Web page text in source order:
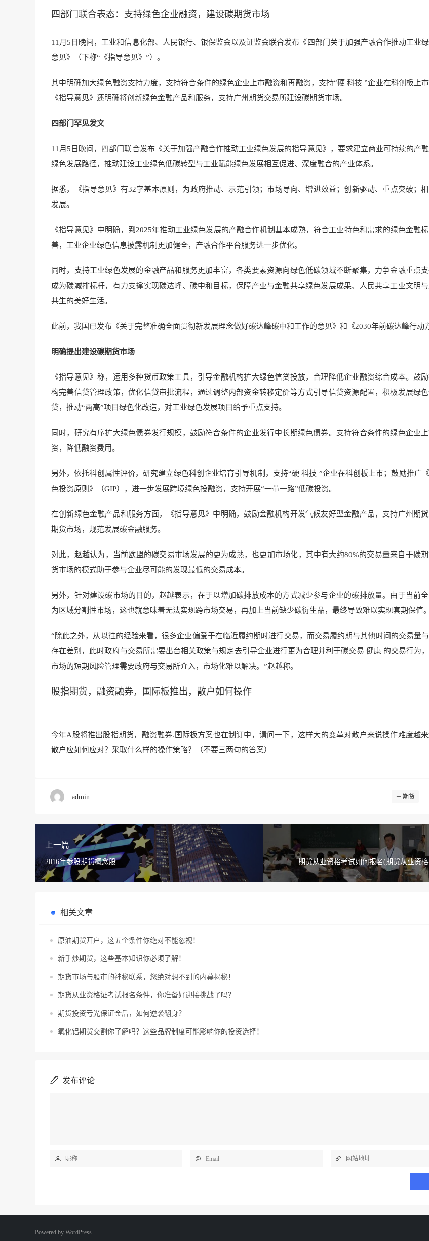
四部门联合表态：支持绿色企业融资，建设碳期货市场
11月5日晚间，工业和信息化部、人民银行、银保监会以及证监会联合发布《四部门关于加强产融合作推动工业
意见》（下称“《指导意见》”）。
其中明确加大绿色融资支持力度，支持符合条件的绿色企业上市融资和再融资，支持“硬 科技 ”企业在科创板上市
《指导意见》还明确将创新绿色金融产品和服务，支持广州期货交易所建设碳期货市场。
四部门罕见发文
11月5日晚间，四部门联合发布《关于加强产融合作推动工业绿色发展的指导意见》，要求建立商业可持续的产
绿色发展路径，推动建设工业绿色低碳转型与工业赋能绿色发展相互促进、深度融合的产业体系。
据悉，《指导意见》有32字基本原则，为政府推动、示范引领；市场导向、增进效益；创新驱动、重点突破；
发展。
《指导意见》中明确，到2025年推动工业绿色发展的产融合作机制基本成熟，符合工业特色和需求的绿色金融
善，工业企业绿色信息披露机制更加健全，产融合作平台服务进一步优化。
同时，支持工业绿色发展的金融产品和服务更加丰富，各类要素资源向绿色低碳领域不断聚集，力争金融重点
成为碳减排标杆，有力支撑实现碳达峰、碳中和目标，保障产业与金融共享绿色发展成果、人民共享工业文明
共生的美好生活。
此前，我国已发布《关于完整准确全面贯彻新发展理念做好碳达峰碳中和工作的意见》和《2030年前碳达峰行动
明确提出建设碳期货市场
《指导意见》称，运用多种货币政策工具，引导金融机构扩大绿色信贷投放，合理降低企业融资综合成本。鼓
构完善信贷管理政策，优化信贷审批流程，通过调整内部资金转移定价等方式引导信贷资源配置，积极发展绿
贷，推动“两高”项目绿色化改造，对工业绿色发展项目给予重点支持。
同时，研究有序扩大绿色债券发行规模，鼓励符合条件的企业发行中长期绿色债券。支持符合条件的绿色企业
资，降低融资费用。
另外，依托科创属性评价，研究建立绿色科创企业培育引导机制，支持“硬 科技 ”企业在科创板上市；鼓励推广
色投资原则》（GIP），进一步发展跨境绿色投融资，支持开展“一带一路”低碳投资。
在创新绿色金融产品和服务方面，《指导意见》中明确，鼓励金融机构开发气候友好型金融产品，支持广州期
期货市场，规范发展碳金融服务。
对此，赵越认为，当前欧盟的碳交易市场发展的更为成熟，也更加市场化，其中有大约80%的交易量来自于碳
货市场的模式助于参与企业尽可能的发现最低的交易成本。
另外，针对建设碳市场的目的，赵越表示，在于以增加碳排放成本的方式减少参与企业的碳排放量。由于当前
为区域分割性市场，这也就意味着无法实现跨市场交易，再加上当前缺少碳衍生品，最终导致难以实现套期保值。
“除此之外，从以往的经验来看，很多企业偏爱于在临近履约期时进行交易，而交易履约期与其他时间的交易量
存在差别，此时政府与交易所需要出台相关政策与规定去引导企业进行更为合理并利于碳交易 健康 的交易行为
市场的短期风险管理需要政府与交易所介入，市场化难以解决。”赵越称。
股指期货，融资融券，国际板推出，散户如何操作
今年A股将推出股指期货，融资融券.国际板方案也在制订中，请问一下，这样大的变革对散户来说操作难度越
散户应如何应对？采取什么样的操作策略？（不要三两句的答案）
admin 期货
上一篇
2016年参股期货概念股 期货从业资格考试如何报名(期货从业资
相关文章
原油期货开户，这五个条件你绝对不能忽视！
新手炒期货，这些基本知识你必须了解！
期货市场与股市的神秘联系，您绝对想不到的内幕揭秘！
期货从业资格证考试报名条件，你准备好迎接挑战了吗？
期货投资亏光保证金后，如何逆袭翻身？
氧化铝期货交割你了解吗？这些品牌制度可能影响你的投资选择！
发布评论
Powered by WordPress